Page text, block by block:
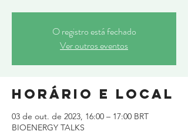
O registro está fechado
Ver outros eventos
Horário e local
03 de out. de 2023, 16:00 – 17:00 BRT
BIOENERGY TALKS